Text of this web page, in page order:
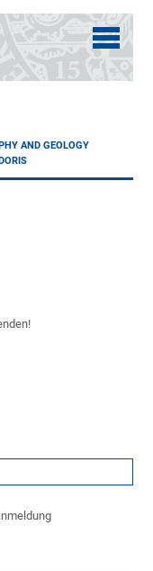
AND GEOLOGY